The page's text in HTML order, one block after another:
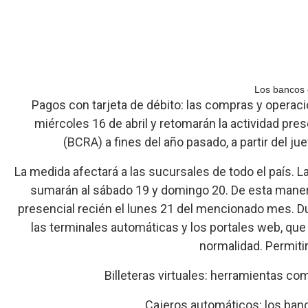
Los
Pagos con tarjeta de débito: las compras y
miércoles 16 de abril y retomarán la actividad
(BCRA) a fines del año pasado, a partir del
La medida afectará a las sucursales de todo el país.
sumarán al sábado 19 y domingo 20. De esta
presencial recién el lunes 21 del mencionado mes.
las terminales automáticas y los portales web,
normalidad.
Billeteras virtuales: herramientas
Cajeros automáticos: los